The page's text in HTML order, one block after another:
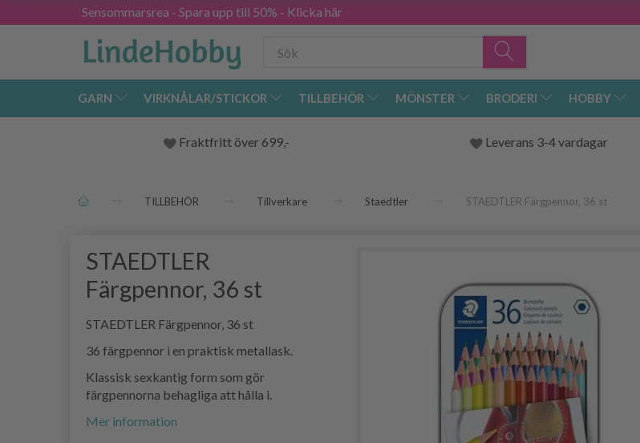
Sensommarsrea - Spara upp till 50% - Klicka här
GARN VIRKNÅLAR/STICKOR TILLBEHÖR MÖNSTER BRODERI HOBBY
Fraktfritt över 699,- Leverans 3-4 vardagar
TILLBEHÖR Tillverkare Staedtler STAEDTLER Färgpennor, 36 st
STAEDTLER
Färgpennor, 36 st
STAEDTLER Färgpennor, 36 st
36 färgpennor i en praktisk metallask.
Klassisk sexkantig form som gör
färgpennorna behagliga att hålla i.
Mer information